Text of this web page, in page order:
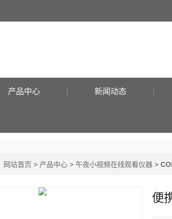
产品中心 新闻动态
网站首页 > 产品中心 > 午夜小视频在线观看仪器 >
便